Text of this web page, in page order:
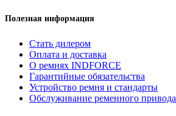
Полезная информация
Стать дилером
Оплата и доставка
О ремнях INDFORCE
Гарантийные обязательства
Устройство ремня и стандарты
Обслуживание ременного привода